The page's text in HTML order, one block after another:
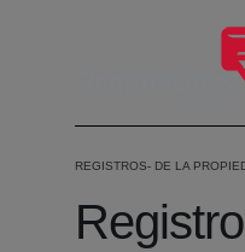
Saltar al contenido
REGISTROS DE LA